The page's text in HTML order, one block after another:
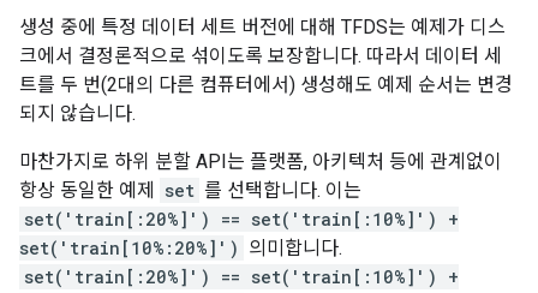
생성 중에 특정 데이터 세트 버전에 대해 TFDS는 예제가 디스
크에서 결정론적으로 섞이도록 보장합니다. 따라서 데이터 세
트를 두 번(2대의 다른 컴퓨터에서) 생성해도 예제 순서는 변경
되지 않습니다.
마찬가지로 하위 분할 API는 플랫폼, 아키텍처 등에 관계없이
항상 동일한 예제
set 를 선택합니다. 이는
set('train[:20%]') == set('train[:10%]') +
set('train[10%:20%]') 의미합니다.
set('train[:20%]') == set('train[:10%]') +